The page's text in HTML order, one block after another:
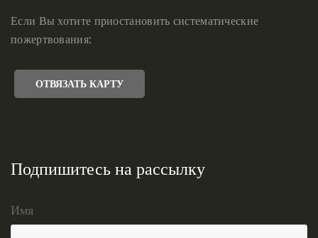
Если Вы хотите приостановить систематические
пожертвования:
ОТВЯЗАТЬ КАРТУ
Подпишитесь на рассылку
Имя